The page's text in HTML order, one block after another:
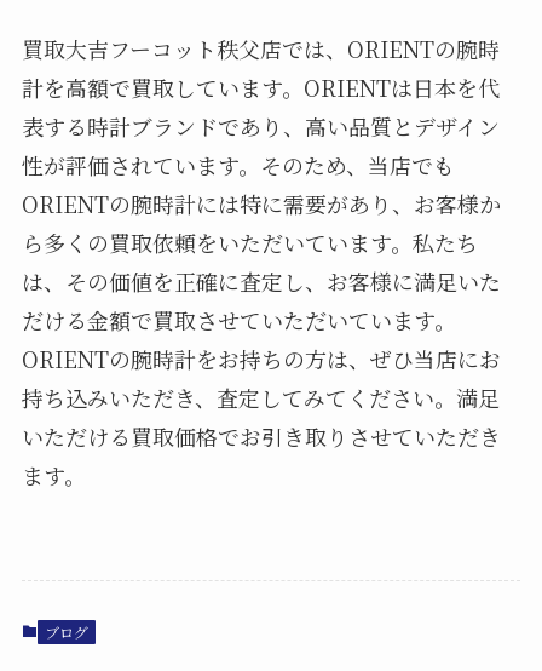
買取大吉フーコット秩父店では、ORIENTの腕時
計を高額で買取しています。ORIENTは日本を代
表する時計ブランドであり、高い品質とデザイン
性が評価されています。そのため、当店でも
ORIENTの腕時計には特に需要があり、お客様か
ら多くの買取依頼をいただいています。私たち
は、その価値を正確に査定し、お客様に満足いた
だける金額で買取させていただいています。
ORIENTの腕時計をお持ちの方は、ぜひ当店にお
持ち込みいただき、査定してみてください。満足
いただける買取価格でお引き取りさせていただき
ます。
ブログ